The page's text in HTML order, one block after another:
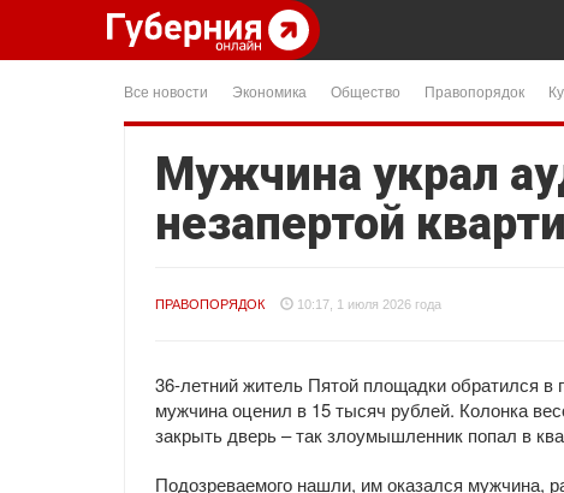
Все новости Экономика Общество Правопорядок
Мужчина украл
незапертой
ПРАВОПОРЯДОК 10:17, 1 июля 2026 года
36-летний житель Пятой площадки обратился
мужчина оценил в 15 тысяч рублей. Колонка
закрыть дверь – так злоумышленник попал в
Подозреваемого нашли, им оказался мужчина,